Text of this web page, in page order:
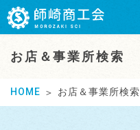
お店＆事業所検索
HOME お店＆事業所検索